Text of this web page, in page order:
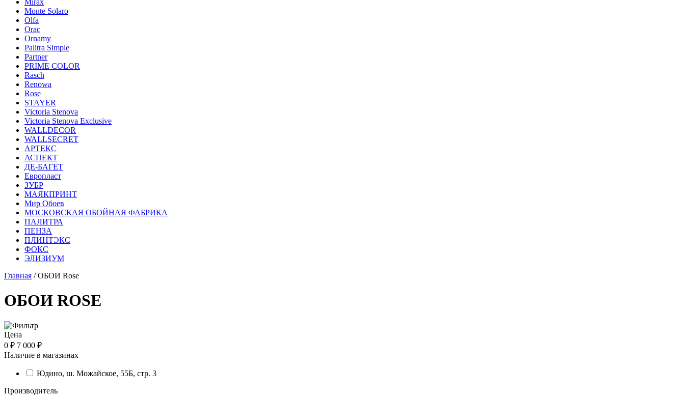
Mirax
Monte Solaro
Olfa
Orac
Ornamy
Palitra Simple
Partner
PRIME COLOR
Rasch
Renowa
Rose
STAYER
Victoria Stenova
Victoria Stenova Exclusive
WALLDECOR
WALLSECRET
АРТЕКС
АСПЕКТ
ДЕ-БАГЕТ
Европласт
ЗУБР
МАЯКПРИНТ
Мир Обоев
МОСКОВСКАЯ ОБОЙНАЯ ФАБРИКА
ПАЛИТРА
ПЕНЗА
ПЛИНТЭКС
ФОКС
ЭЛИЗИУМ
Главная / ОБОИ Rose
ОБОИ ROSE
Цена
0 ₽ 7 000 ₽
Наличие в магазинах
Юдино, ш. Можайское, 55Б, стр. 3
Производитель